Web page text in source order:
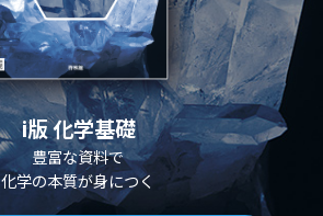
i版 化学基礎
豊富な資料で
化学の本質が身につく